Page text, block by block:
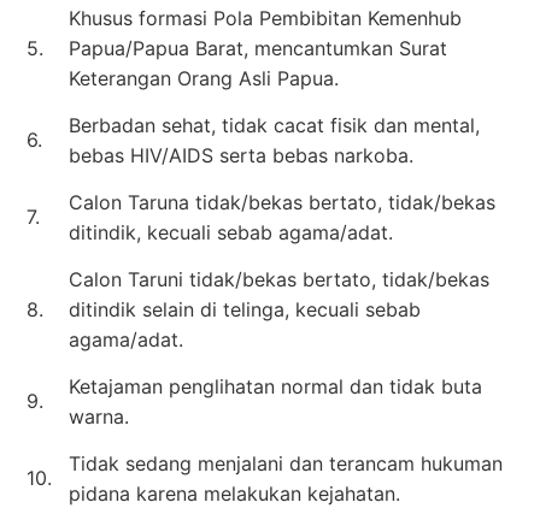
5.
Khusus formasi Pola Pembibitan Kemenhub
Papua/Papua Barat, mencantumkan Surat
Keterangan Orang Asli Papua.
6.
Berbadan sehat, tidak cacat fisik dan mental,
bebas HIV/AIDS serta bebas narkoba.
7.
Calon Taruna tidak/bekas bertato, tidak/bekas
ditindik, kecuali sebab agama/adat.
8.
Calon Taruni tidak/bekas bertato, tidak/bekas
ditindik selain di telinga, kecuali sebab
agama/adat.
9.
Ketajaman penglihatan normal dan tidak buta
warna.
10.
Tidak sedang menjalani dan terancam hukuman
pidana karena melakukan kejahatan.